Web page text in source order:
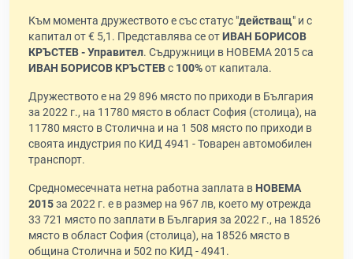
Към момента дружеството е със статус "действащ" и с
капитал от € 5,1. Представлява се отИВАН БОРИСОВ
КРЪСТЕВ - Управител. Съдружници в НОВЕМА 2015 са
ИВАН БОРИСОВ КРЪСТЕВс 100%от капитала.
Дружеството е на 29 896 място по приходи в България
за 2022 г., на 11780 място в област София (столица), на
11780 място в Столична и на 1 508 място по приходи в
своята индустрия по КИД 4941 - Товарен автомобилен
транспорт.
Средномесечната нетна работна заплата в НОВЕМА
2015за 2022 г. е в размер на 967 лв, което му отрежда
33 721 място по заплати в България за 2022 г., на 18526
място в област София (столица), на 18526 място в
община Столична и 502 по КИД - 4941.